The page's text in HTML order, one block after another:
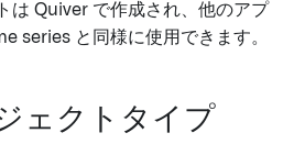
は Quiver で作成され、他のアプ
series と同様に使用できます。
ェクトタイプ